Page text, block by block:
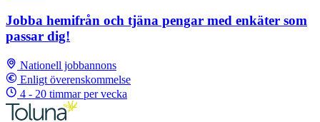
Jobba hemifrån och tjäna pengar med enkäter som
passar dig!
Nationell jobbannons
Enligt överenskommelse
4 - 20 timmar per vecka